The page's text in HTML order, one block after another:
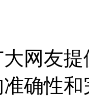
网友
确性